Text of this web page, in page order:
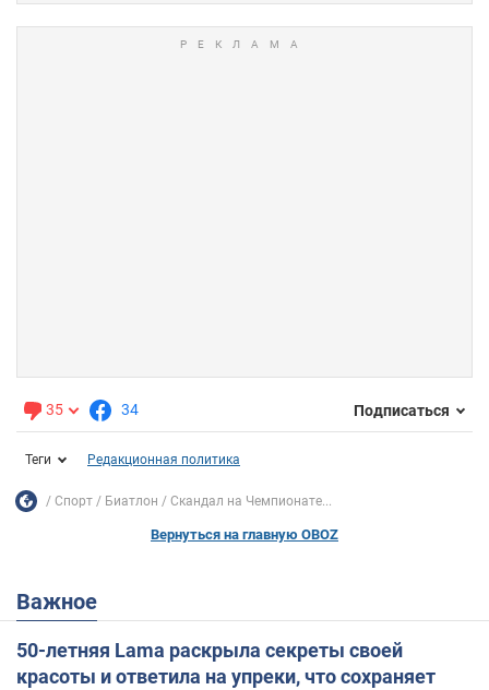
35 34 Подписаться
Теги Редакционная политика
Спорт Биатлон Скандал на Чемпионате...
Вернуться на главную OBOZ
Важное
50-летняя Lama раскрыла секреты своей
красоты и ответила на упреки, что сохраняет